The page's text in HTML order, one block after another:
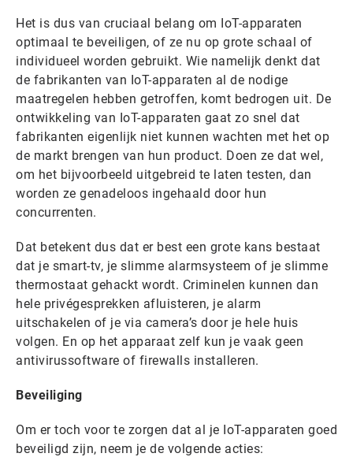
Het is dus van cruciaal belang om IoT-apparaten
optimaal te beveiligen, of ze nu op grote schaal of
individueel worden gebruikt. Wie namelijk denkt dat
de fabrikanten van IoT-apparaten al de nodige
maatregelen hebben getroffen, komt bedrogen uit. De
ontwikkeling van IoT-apparaten gaat zo snel dat
fabrikanten eigenlijk niet kunnen wachten met het op
de markt brengen van hun product. Doen ze dat wel,
om het bijvoorbeeld uitgebreid te laten testen, dan
worden ze genadeloos ingehaald door hun
concurrenten.
Dat betekent dus dat er best een grote kans bestaat
dat je smart-tv, je slimme alarmsysteem of je slimme
thermostaat gehackt wordt. Criminelen kunnen dan
hele privégesprekken afluisteren, je alarm
uitschakelen of je via camera’s door je hele huis
volgen. En op het apparaat zelf kun je vaak geen
antivirussoftware of firewalls installeren.
Beveiliging
Om er toch voor te zorgen dat al je IoT-apparaten goed
beveiligd zijn, neem je de volgende acties: